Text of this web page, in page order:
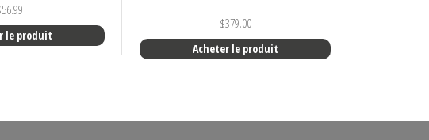
56.99
le produit
$379.00
Acheter le produit